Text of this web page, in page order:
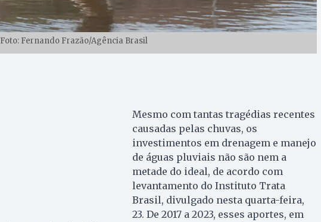
Foto: Fernando Frazão/Agência Brasil
Mesmo com tantas tragédias recentes
causadas pelas chuvas, os
investimentos em drenagem e manejo
de águas pluviais não são nem a
metade do ideal, de acordo com
levantamento do Instituto Trata
Brasil, divulgado nesta quarta-feira,
23. De 2017 a 2023, esses aportes, em